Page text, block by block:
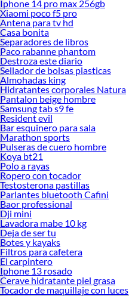
Iphone 14 pro max 256gb
Xiaomi poco f5 pro
Antena para tv hd
Casa bonita
Separadores de libros
Paco rabanne phantom
Destroza este diario
Sellador de bolsas plasticas
Almohadas king
Hidratantes corporales Natura
Pantalon beige hombre
Samsung tab s9 fe
Resident evil
Bar esquinero para sala
Marathon sports
Pulseras de cuero hombre
Koya bt21
Polo a rayas
Ropero con tocador
Testosterona pastillas
Parlantes bluetooth Cafini
Baor professional
Dji mini
Lavadora mabe 10 kg
Deja de ser tu
Botes y kayaks
Filtros para cafetera
El carpintero
Iphone 13 rosado
Cerave hidratante piel grasa
Tocador de maquillaje con luces